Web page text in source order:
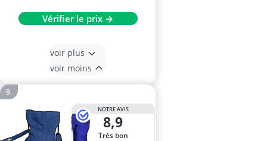
Vérifier le prix →
voir plus
voir moins
NOTRE AVIS
8,9
Très bon